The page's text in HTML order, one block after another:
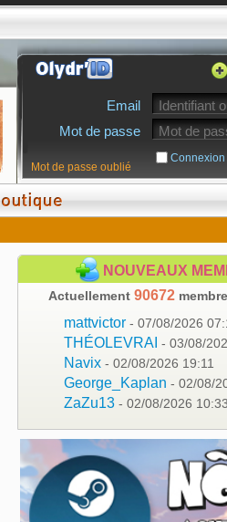
Email
Mot de passe
Connexion
Mot de passe oublié
NOUVEAUX
Actuellement90672
mattvictor - 07/08/2026
THÉOLEVRAI - 03/08/
Navix - 02/08/2026 19:11
George_Kaplan - 02/08/
ZaZu13 - 02/08/2026 10:33